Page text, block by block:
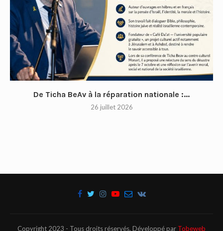
De Ticha BeAv à la réparation nationale :...
26 juillet 2026
Copyright 2023 - Tous droits réservés. Développé par Tobeweb